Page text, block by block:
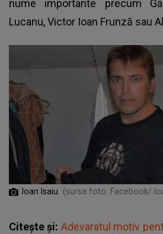
nume importante precum
Lucanu, Victor Ioan Frunză sau
Ioan Isaiu (sursa foto: Facebook/
Citește și: Adevaratul motiv